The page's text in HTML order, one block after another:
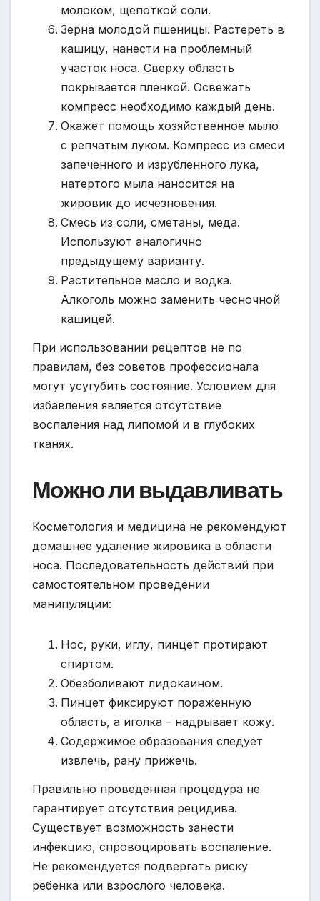
молоком, щепоткой соли.
Зерна молодой пшеницы. Растереть в
кашицу, нанести на проблемный
участок носа. Сверху область
покрывается пленкой. Освежать
компресс необходимо каждый день.
Окажет помощь хозяйственное мыло
с репчатым луком. Компресс из смеси
запеченного и изрубленного лука,
натертого мыла наносится на
жировик до исчезновения.
Смесь из соли, сметаны, меда.
Используют аналогично
предыдущему варианту.
Растительное масло и водка.
Алкоголь можно заменить чесночной
кашицей.
При использовании рецептов не по
правилам, без советов профессионала
могут усугубить состояние. Условием для
избавления является отсутствие
воспаления над липомой и в глубоких
тканях.
Можно ли выдавливать
Косметология и медицина не рекомендуют
домашнее удаление жировика в области
носа. Последовательность действий при
самостоятельном проведении
манипуляции:
Нос, руки, иглу, пинцет протирают
спиртом.
Обезболивают лидокаином.
Пинцет фиксируют пораженную
область, а иголка – надрывает кожу.
Содержимое образования следует
извлечь, рану прижечь.
Правильно проведенная процедура не
гарантирует отсутствия рецидива.
Существует возможность занести
инфекцию, спровоцировать воспаление.
Не рекомендуется подвергать риску
ребенка или взрослого человека.